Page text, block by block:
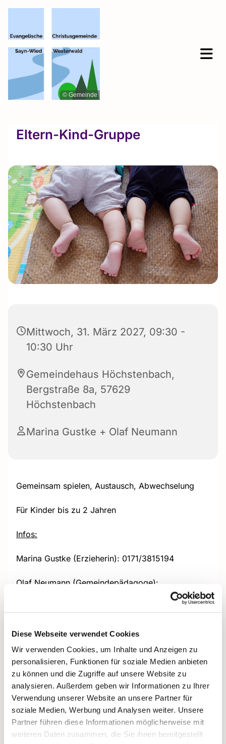
Diese Webseite verwendet Cookies
Wir verwenden Cookies, um Inhalte und Anzeigen zu
personalisieren, Funktionen für soziale Medien anbieten
zu können und die Zugriffe auf unsere Website zu
analysieren. Außerdem geben wir Informationen zu Ihrer
Verwendung unserer Website an unsere Partner für
soziale Medien, Werbung und Analysen weiter. Unsere
Partner führen diese Informationen möglicherweise mit
weiteren Daten zusammen, die Sie ihnen bereitgestellt
© Gemeinde
Eltern-Kind-Gruppe
Mittwoch, 31. März 2027, 09:30 -
10:30 Uhr
Gemeindehaus Höchstenbach,
Bergstraße 8a, 57629
Höchstenbach
Marina Gustke + Olaf Neumann
Gemeinsam spielen, Austausch, Abwechselung
Für Kinder bis zu 2 Jahren
Infos:
Marina Gustke (Erzieherin): 0171/3815194
Olaf Neumann (Gemeindepädagoge):
0151/53510827 + Olaf.Neumann@ekhn.de